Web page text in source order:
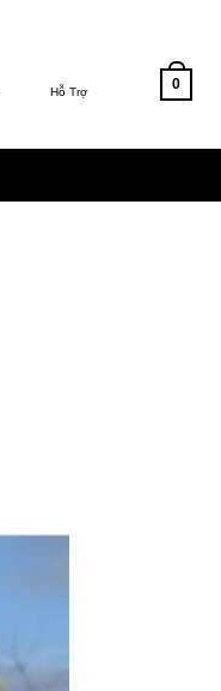
Hỗ Trợ 0